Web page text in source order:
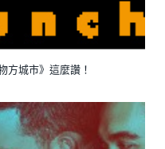
方城市》這麼讚！